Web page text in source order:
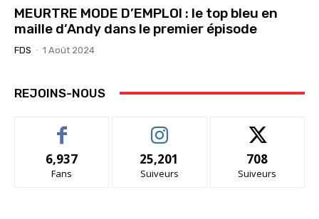
MEURTRE MODE D’EMPLOI : le top bleu en
maille d’Andy dans le premier épisode
FDS - 1 Août 2024
REJOINS-NOUS
6,937
Fans
25,201
Suiveurs
708
Suiveurs